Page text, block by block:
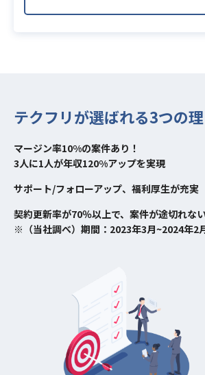
テクフリが選ばれる3つの
マージン率10%の案件あり！
3人に1人が年収120%アップを実現
サポート/フォローアップ、福利厚生が充実
契約更新率が70％以上で、案件が途切れな
※（当社調べ）期間：2023年3月~2024年2